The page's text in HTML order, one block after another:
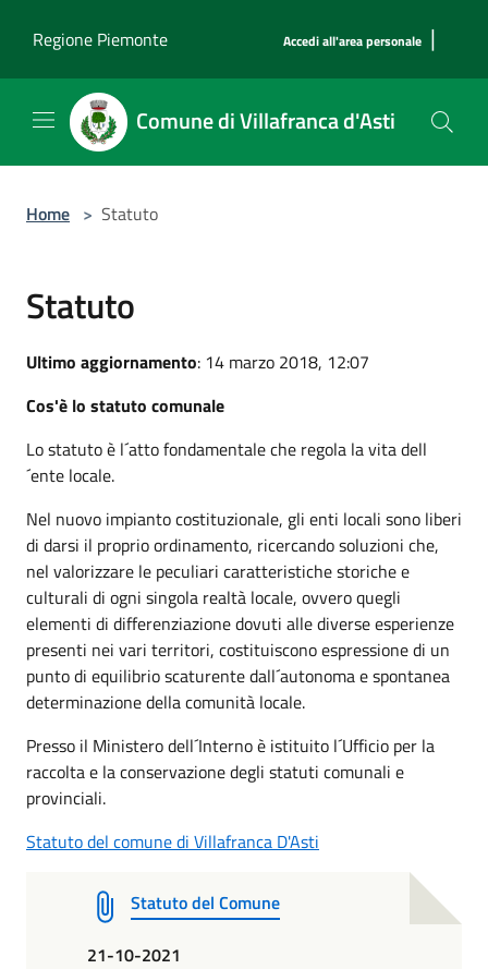
Regione Piemonte
Accedi all'area personale |
Comune di Villafranca d'Asti
Home > Statuto
Statuto
Ultimo aggiornamento: 14 marzo 2018, 12:07
Cos'è lo statuto comunale
Lo statuto è l´atto fondamentale che regola la vita dell
´ente locale.
Nel nuovo impianto costituzionale, gli enti locali sono liberi
di darsi il proprio ordinamento, ricercando soluzioni che,
nel valorizzare le peculiari caratteristiche storiche e
culturali di ogni singola realtà locale, ovvero quegli
elementi di differenziazione dovuti alle diverse esperienze
presenti nei vari territori, costituiscono espressione di un
punto di equilibrio scaturente dall´autonoma e spontanea
determinazione della comunità locale.
Presso il Ministero dell´Interno è istituito l´Ufficio per la
raccolta e la conservazione degli statuti comunali e
provinciali.
Statuto del comune di Villafranca D'Asti
Statuto del Comune
21-10-2021